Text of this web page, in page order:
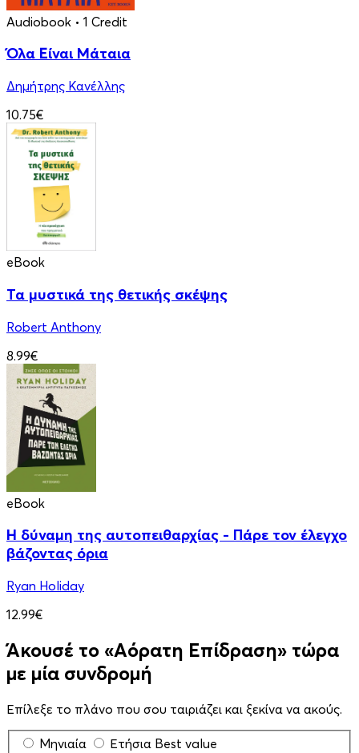
Audiobook • 1 Credit
Όλα Είναι Μάταια
Δημήτρης Κανέλλης
10.75€
eBook
Τα μυστικά της θετικής σκέψης
Robert Anthony
8.99€
eBook
Η δύναμη της αυτοπειθαρχίας - Πάρε τον έλεγχο
βάζοντας όρια
Ryan Holiday
12.99€
Άκουσέ το «Αόρατη Επίδραση» τώρα
με μία συνδρομή
Επίλεξε το πλάνο που σου ταιριάζει και ξεκίνα να ακούς.
Μηνιαία Ετήσια Best value